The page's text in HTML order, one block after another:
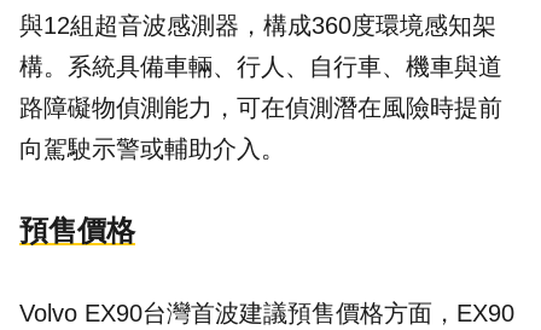
與12組超音波感測器，構成360度環境感知架
構。系統具備車輛、行人、自行車、機車與道
路障礙物偵測能力，可在偵測潛在風險時提前
向駕駛示警或輔助介入。
預售價格
Volvo EX90台灣首波建議預售價格方面，EX90